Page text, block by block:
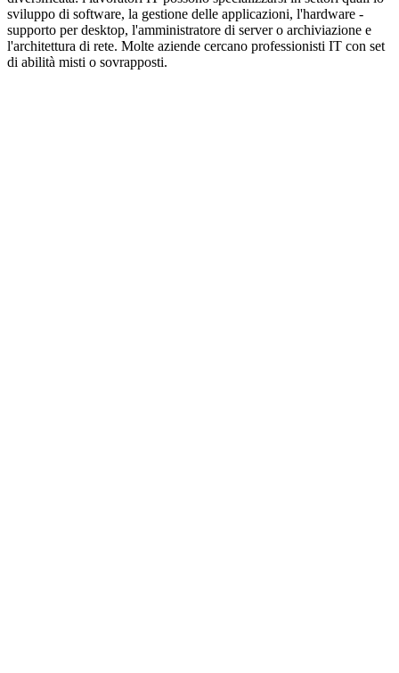
sviluppo di software, la gestione delle applicazioni, l'hardware -
supporto per desktop, l'amministratore di server o archiviazione e
l'architettura di rete. Molte aziende cercano professionisti IT con set
di abilità misti o sovrapposti.